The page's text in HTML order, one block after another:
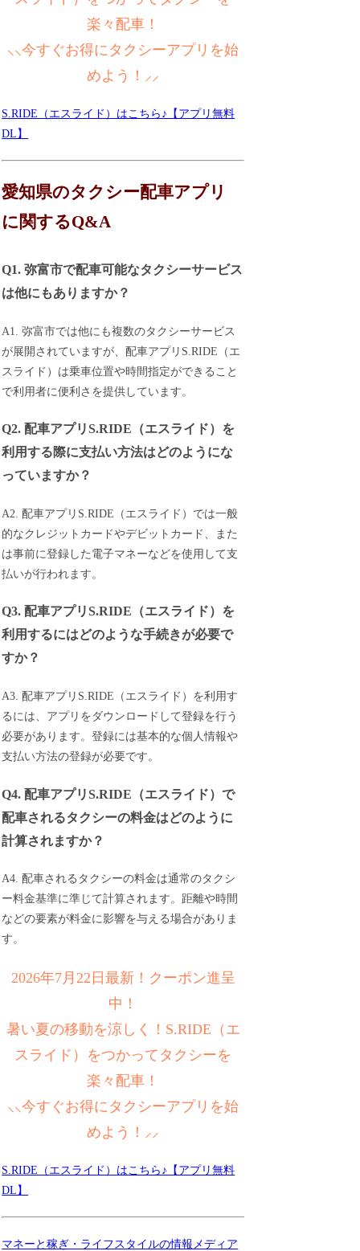
楽々配車！
⸜⸜今すぐお得にタクシーアプリを始
めよう！⸝⸝
S.RIDE（エスライド）はこちら♪【アプリ無料
DL】
愛知県のタクシー配車アプリ
に関するQ&A
Q1. 弥富市で配車可能なタクシーサービス
は他にもありますか？
A1. 弥富市では他にも複数のタクシーサービス
が展開されていますが、配車アプリS.RIDE（エ
スライド）は乗車位置や時間指定ができること
で利用者に便利さを提供しています。
Q2. 配車アプリS.RIDE（エスライド）を
利用する際に支払い方法はどのようにな
っていますか？
A2. 配車アプリS.RIDE（エスライド）では一般
的なクレジットカードやデビットカード、また
は事前に登録した電子マネーなどを使用して支
払いが行われます。
Q3. 配車アプリS.RIDE（エスライド）を
利用するにはどのような手続きが必要で
すか？
A3. 配車アプリS.RIDE（エスライド）を利用す
るには、アプリをダウンロードして登録を行う
必要があります。登録には基本的な個人情報や
支払い方法の登録が必要です。
Q4. 配車アプリS.RIDE（エスライド）で
配車されるタクシーの料金はどのように
計算されますか？
A4. 配車されるタクシーの料金は通常のタクシ
ー料金基準に準じて計算されます。距離や時間
などの要素が料金に影響を与える場合がありま
す。
2026年7月22日最新！クーポン進呈
中！
暑い夏の移動を涼しく！S.RIDE（エ
スライド）をつかってタクシーを
楽々配車！
⸜⸜今すぐお得にタクシーアプリを始
めよう！⸝⸝
S.RIDE（エスライド）はこちら♪【アプリ無料
DL】
マネーと稼ぎ・ライフスタイルの情報メディア